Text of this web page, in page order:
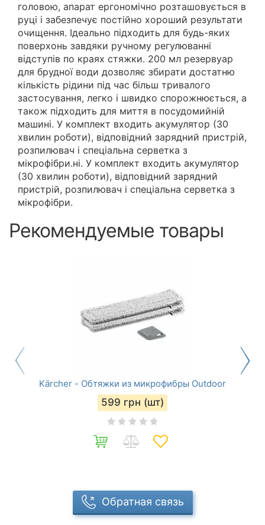
головою, апарат ергономічно розташовується в
руці і забезпечує постійно хороший результати
очищення. Ідеально підходить для будь-яких
поверхонь завдяки ручному регулюванні
відступів по краях стяжки. 200 мл резервуар
для брудної води дозволяє збирати достатню
кількість рідини під час більш тривалого
застосування, легко і швидко спорожнюється, а
також підходить для миття в посудомийній
машині. У комплект входить акумулятор (30
хвилин роботи), відповідний зарядний пристрій,
розпилювач і спеціальна серветка з
мікрофібри.ні. У комплект входить акумулятор
(30 хвилин роботи), відповідний зарядний
пристрій, розпилювач і спеціальна серветка з
мікрофібри.
Рекомендуемые товары
Kärcher - Обтяжки из микрофибры Outdoor
599 грн (шт)
Обратная связь